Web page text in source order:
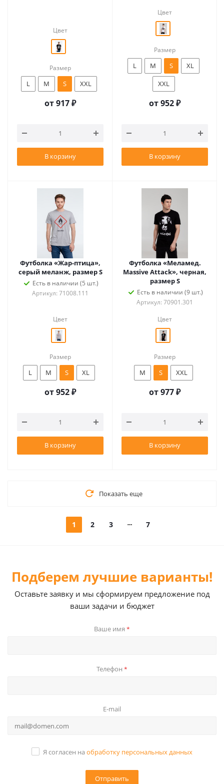
Цвет
Размер
L M S XXL
от917 ₽
В корзину
Цвет
Размер
L M S
XL
XXL
от952 ₽
В корзину
Футболка «Жар-птица»,
серый меланж, размер S
Есть в наличии (5 шт.)
Артикул: 71008.111
Цвет
Размер
L M S XL
от952 ₽
В корзину
Футболка «Меламед.
Massive Attack», черная,
размер S
Есть в наличии (9 шт.)
Артикул: 70901.301
Цвет
Размер
M S XXL
от977 ₽
В корзину
Показать еще
1 2 3 7
Подберем лучшие варианты!
Оставьте заявку и мы сформируем предложение под
ваши задачи и бюджет
Ваше имя *
Телефон *
E-mail
Я согласен на обработку персональных данных